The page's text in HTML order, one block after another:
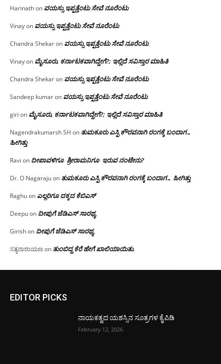
Harinathon ವಯಸ್ಸು ಇಪ್ಪತ್ತೆಂಟು ಸೇವೆ ನೂರೆಂಟು
Vinayon ವಯಸ್ಸು ಇಪ್ಪತ್ತೆಂಟು ಸೇವೆ ನೂರೆಂಟು
Chandra Shekaron ವಯಸ್ಸು ಇಪ್ಪತ್ತೆಂಟು ಸೇವೆ ನೂರೆಂಟು
Vinayon ಮೈಸೂರು, ಕರ್ನಾಟಕವಾಗಿದ್ದೇಗೆ?; ಇಲ್ಲಿದೆ ಸವಿಸ್ತಾರ ಮಾಹಿತಿ
Chandra Shekaron ವಯಸ್ಸು ಇಪ್ಪತ್ತೆಂಟು ಸೇವೆ ನೂರೆಂಟು
Sandeep kumaron ವಯಸ್ಸು ಇಪ್ಪತ್ತೆಂಟು ಸೇವೆ ನೂರೆಂಟು
giri on ಮೈಸೂರು, ಕರ್ನಾಟಕವಾಗಿದ್ದೇಗೆ?; ಇಲ್ಲಿದೆ ಸವಿಸ್ತಾರ ಮಾಹಿತಿ
Nagendrakumarsh SH on ತುಮಕೂರು ಎಸ್ಪಿ ಕೌರವನಾಗಿ ರಂಗಕ್ಕೆ ಬಂದಾಗ…
ಹೀಗಿತ್ತು
Ravi on ದೀಪಾವಳಿಗೂ ಶ್ರೀರಾಮನಿಗೂ ಇರುವ ನಂಟೇನು?
Dr. O Nagarajuon ತುಮಕೂರು ಎಸ್ಪಿ ಕೌರವನಾಗಿ ರಂಗಕ್ಕೆ ಬಂದಾಗ… ಹೀಗಿತ್ತು
Raghuon ಎಲ್ಲರಿಗೂ ದಕ್ಕದ ಕೆಬಿಎಸ್
Deepuon ದೀಪುಗೆ ಜೆಡಿಎಸ್ ಸಾರಥ್ಯ
Girishon ದೀಪುಗೆ ಜೆಡಿಎಸ್ ಸಾರಥ್ಯ
ಸತ್ಯನಾರಾಯಣon ತುಂಬಿದ್ದ ಕೆರೆ ಹೇಗೆ ಖಾಲಿಯಾಯಿತು.
EDITOR PICKS
ನಾಯಕತ್ವದ ಯಶಸ್ಸಿನ ಸೂತ್ರಗಳ ಕೈಪಿಡಿ
February 12, 2026